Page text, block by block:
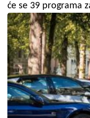
će se 39 programa